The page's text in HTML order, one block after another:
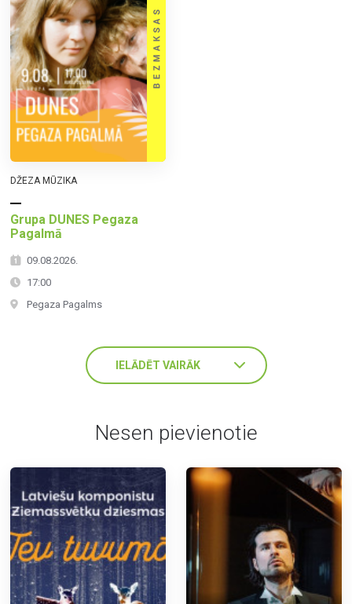
DŽEZA MŪZIKA
Grupa DUNES Pegaza
Pagalmā
09.08.2026.
17:00
Pegaza Pagalms
IELĀDĒT VAIRĀK
Nesen pievienotie